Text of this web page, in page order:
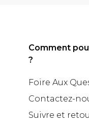
Comment
?
Foire Aux
Contactez-
Suivre et